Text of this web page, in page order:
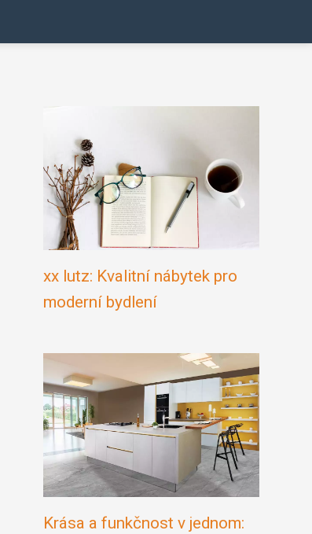
xx lutz: Kvalitní nábytek pro
moderní bydlení
Krása a funkčnost v jednom: